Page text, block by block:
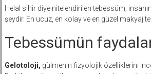
Helal sihir diye nitelendirilen tebessüm,
şeydir. En ucuz, en kolay ve en güzel makyaj
Tebessümün
Gelotoloji, gülmenin fizyolojik özelliklerini